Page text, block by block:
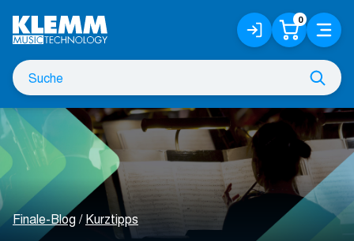
Hauptinhalt
Suche
nach
Anmelden
/
Registrieren
0 Menü
Finale-Blog Kurztipps